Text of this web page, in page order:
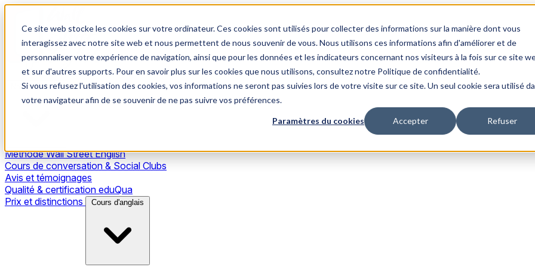
Ce site web stocke les cookies sur votre ordinateur. Ces cookies sont utilisés pour collecter des informations sur la manière dont vous
interagissez avec notre site web et nous permettent de nous souvenir de vous. Nous utilisons ces informations afin d'améliorer et de
personnaliser votre expérience de navigation, ainsi que pour les données et les indicateurs concernant nos visiteurs à la fois sur ce site
et sur d'autres supports. Pour en savoir plus sur les cookies que nous utilisons, consultez notre Politique de confidentialité.
Si vous refusez l'utilisation des cookies, vos informations ne seront pas suivies lors de votre visite sur ce site. Un seul cookie sera utilisé
votre navigateur afin de se souvenir de ne pas suivre vos préférences.
Paramètres du cookies Accepter Refuser
Notre méthode
Méthode Wall Street English
Cours de conversation & Social Clubs
Avis et témoignages
Qualité & certification eduQua
Prix et distinctions
Cours d'anglais